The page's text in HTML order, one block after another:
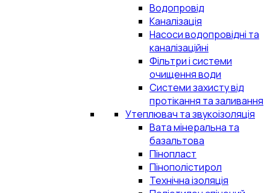
Водопровід
Каналізація
Насоси водопровідні та
каналізаційні
Фільтри і системи
очищення води
Системи захисту від
протікання та заливання
Утеплювач та звукоізоляція
Вата мінеральна та
базальтова
Пінопласт
Пінополістирол
Технічна ізоляція